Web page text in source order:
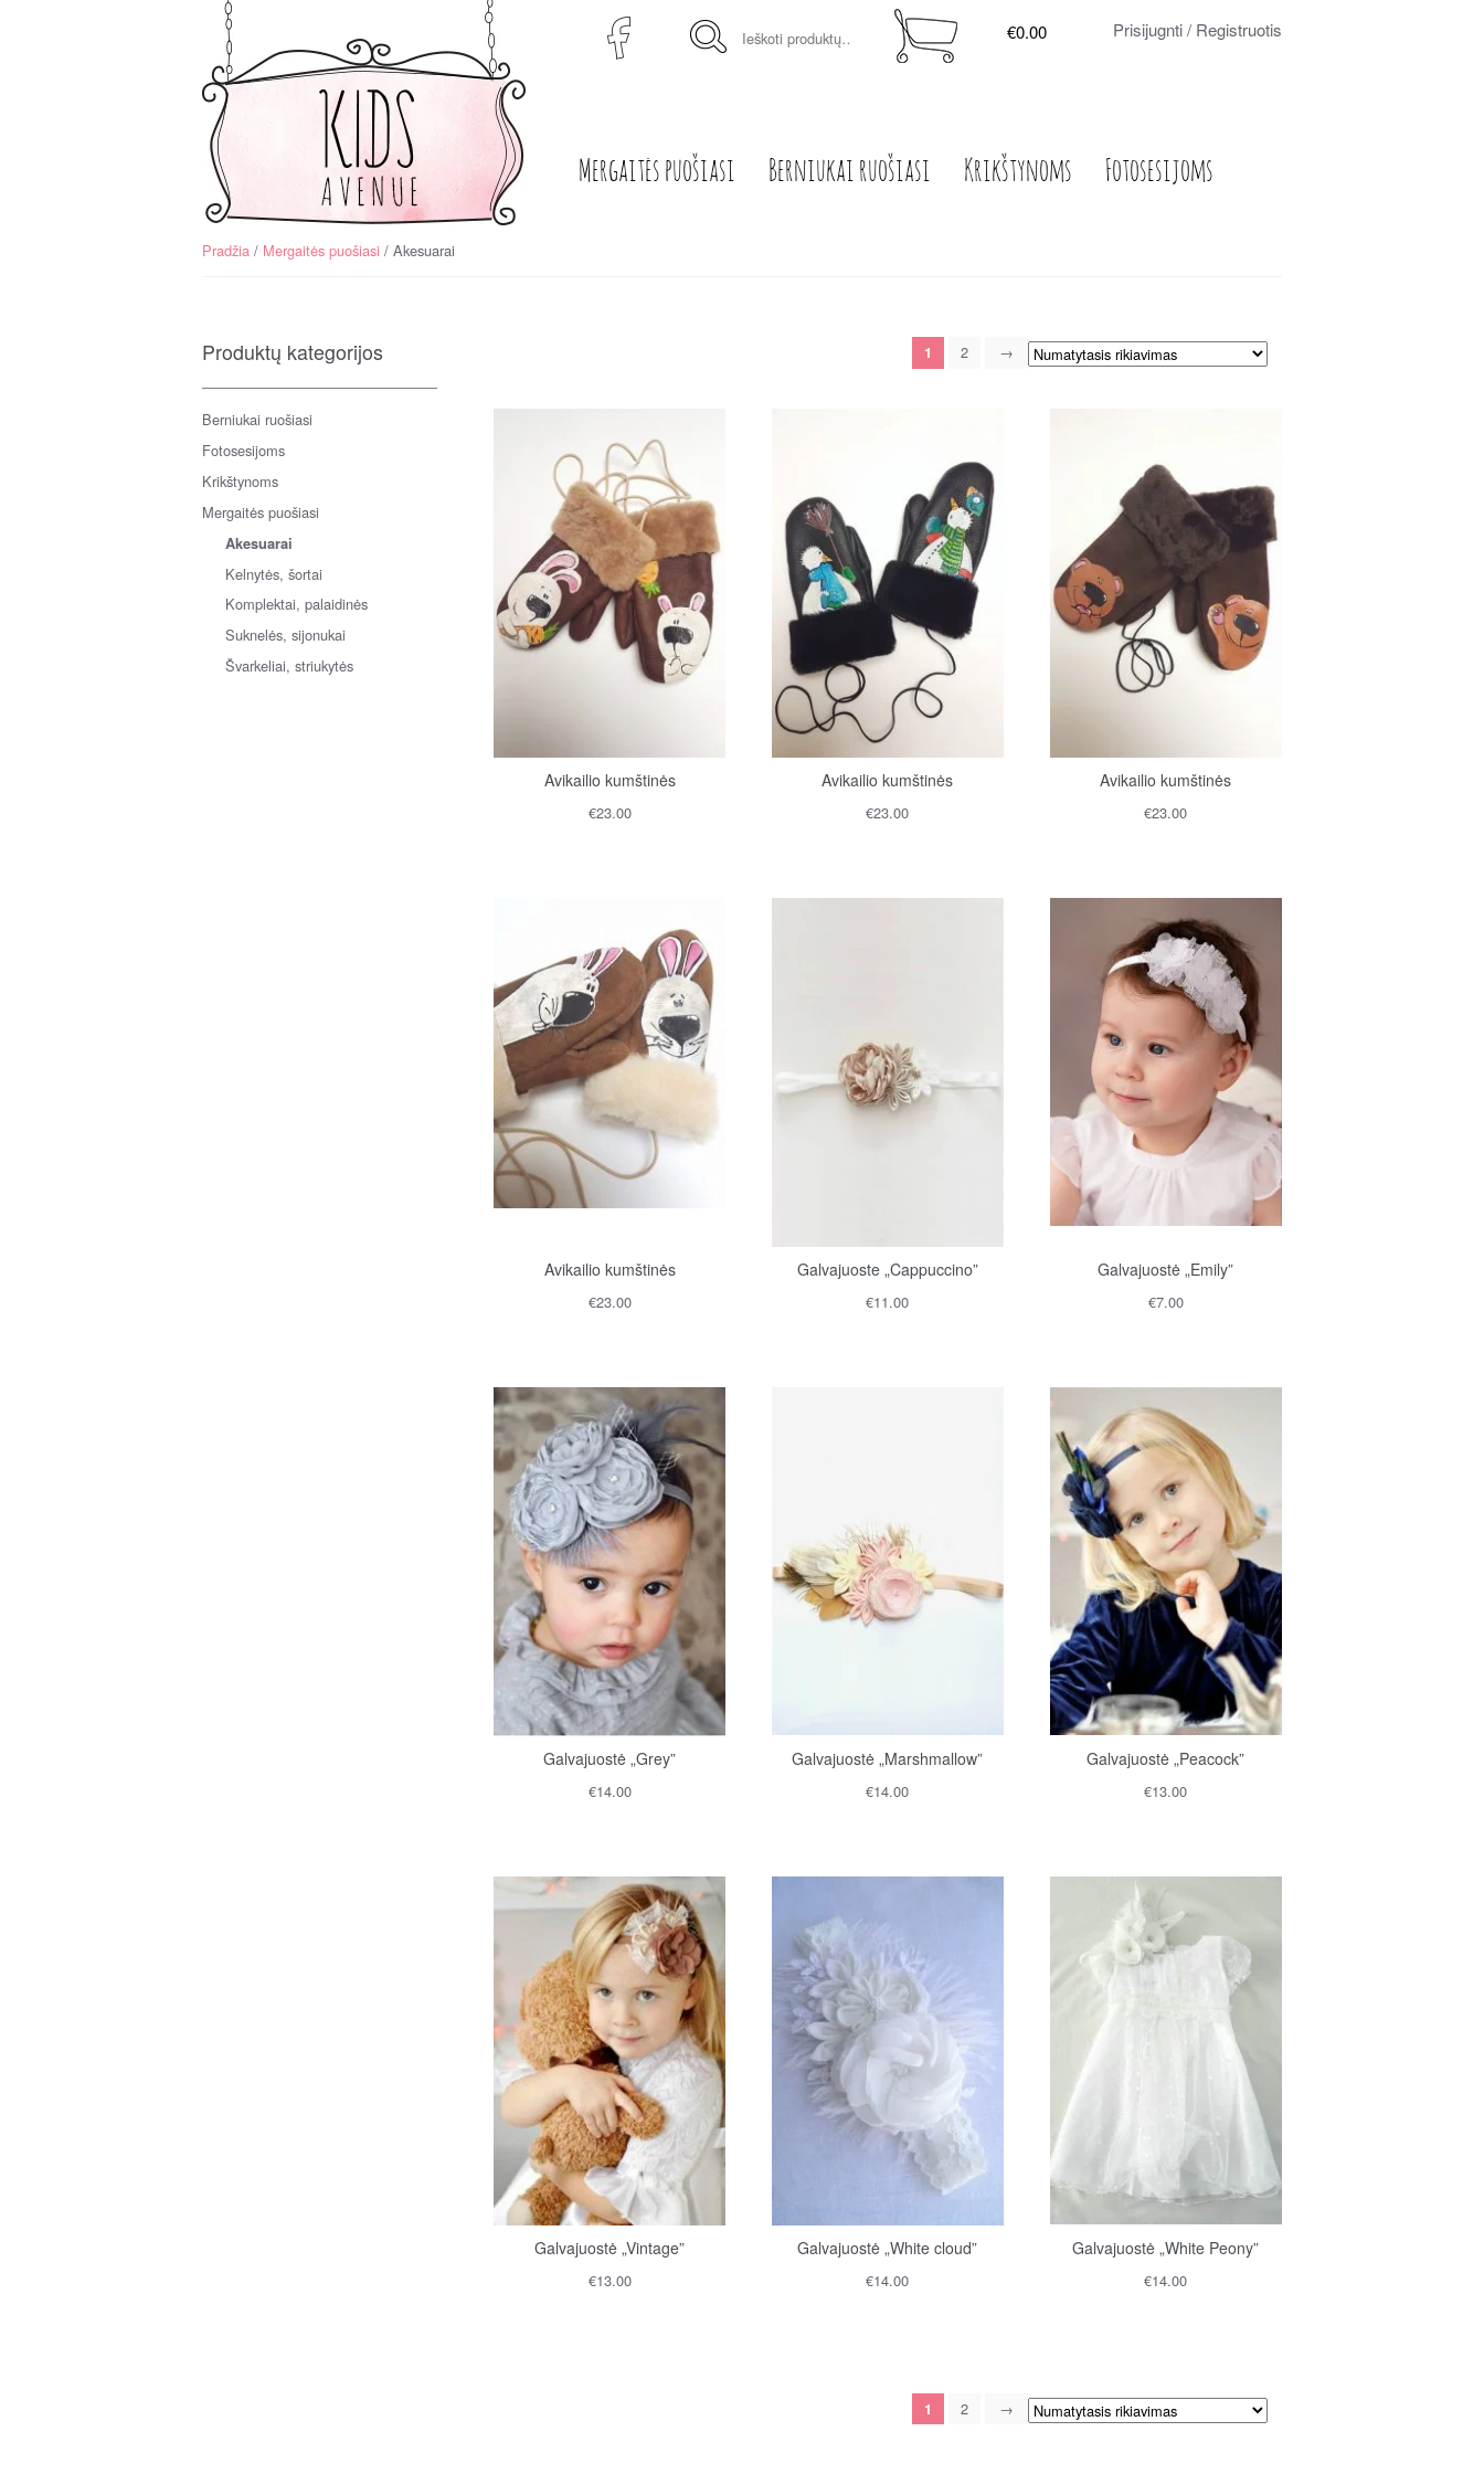
Skip
navigation
turinį
Prisijugnti / Registruotis
€0.00
Mergaitės puošiasi Berniukai ruošiasi Krikštynoms Fotosesijoms
Pradžia / Mergaitės puošiasi / Akesuarai
1 2 →
Avikailio kumštinės
€23.00
Avikailio kumštinės
€23.00
Avikailio kumštinės
€23.00
Avikailio kumštinės
€23.00
Galvajuoste „Cappuccino”
€11.00
Galvajuostė „Emily”
€7.00
Galvajuostė „Grey”
€14.00
Galvajuostė „Marshmallow”
€14.00
Galvajuostė „Peacock”
€13.00
Galvajuostė „Vintage”
€13.00
Galvajuostė „White cloud”
€14.00
Galvajuostė „White Peony”
€14.00
1 2 →
Produktų kategorijos
Berniukai ruošiasi
Fotosesijoms
Krikštynoms
Mergaitės puošiasi
Akesuarai
Kelnytės, šortai
Komplektai, palaidinės
Suknelės, sijonukai
Švarkeliai, striukytės